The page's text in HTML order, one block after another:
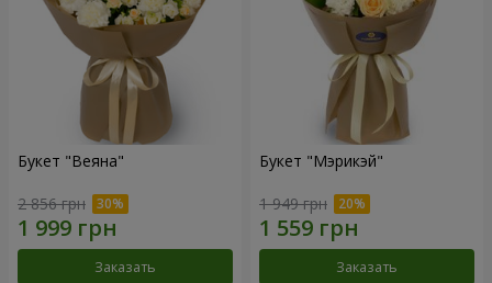
Букет "Веяна"
2 856 грн
Заказать
Букет "Мэрикэй"
1 949 грн
Заказать